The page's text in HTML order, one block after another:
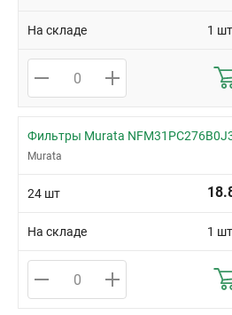
На складе 1 шт
Фильтры Murata
Murata
24 шт
На складе 1 шт